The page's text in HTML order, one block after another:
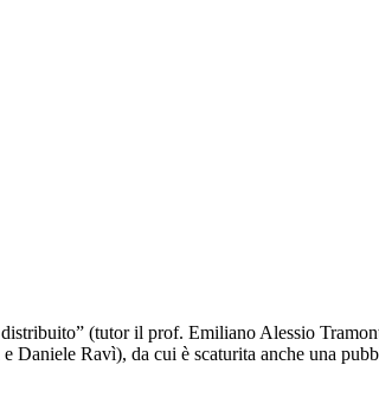
(tutor il prof. Emiliano Alessio
Ravì), da cui è scaturita anche una